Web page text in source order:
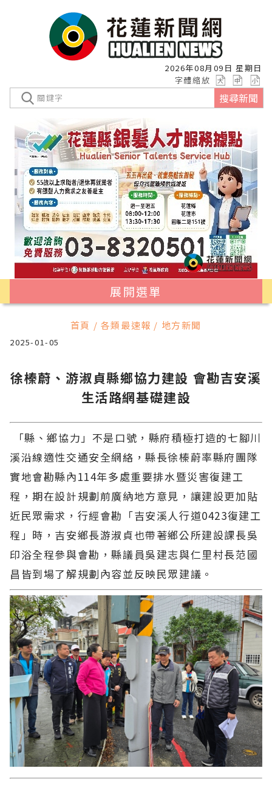
2026年08月09日 星期日
字體縮放
搜尋新聞
展開選單
首頁 / 各類最速報 / 地方新聞
2025-01-05
徐榛蔚、游淑貞縣鄉協力建設 會勘吉安溪
生活路網基礎建設
「縣、鄉協力」不是口號，縣府積極打造的七腳川
溪沿線適性交通安全網絡，縣長徐榛蔚率縣府團隊
實地會勘縣內114年多處重要排水暨災害復建工
程，期在設計規劃前廣納地方意見，讓建設更加貼
近民眾需求，行經會勘「吉安溪人行道0423復建工
程」時，吉安鄉長游淑貞也帶著鄉公所建設課長吳
印浴全程參與會勘，縣議員吳建志與仁里村長范國
昌皆到場了解規劃內容並反映民眾建議。